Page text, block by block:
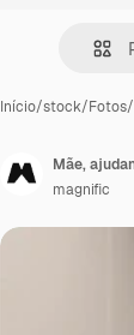
Início/stock/Fotos/
Mãe,
magnific